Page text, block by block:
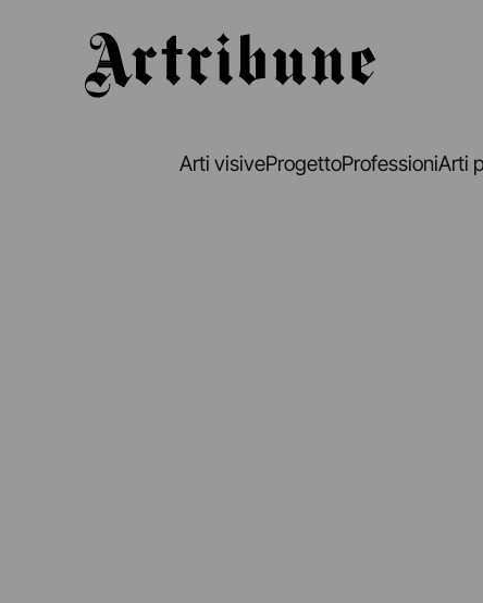
Arti visiveProgettoProfessioniArti